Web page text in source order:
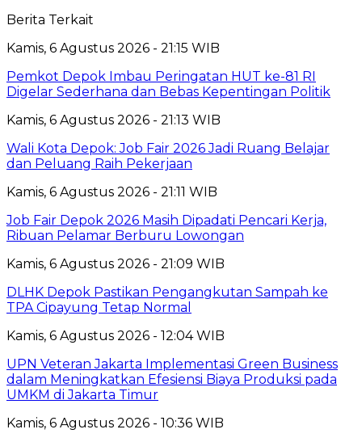
Berita Terkait
Kamis, 6 Agustus 2026 - 21:15 WIB
Pemkot Depok Imbau Peringatan HUT ke-81 RI
Digelar Sederhana dan Bebas Kepentingan Politik
Kamis, 6 Agustus 2026 - 21:13 WIB
Wali Kota Depok: Job Fair 2026 Jadi Ruang Belajar
dan Peluang Raih Pekerjaan
Kamis, 6 Agustus 2026 - 21:11 WIB
Job Fair Depok 2026 Masih Dipadati Pencari Kerja,
Ribuan Pelamar Berburu Lowongan
Kamis, 6 Agustus 2026 - 21:09 WIB
DLHK Depok Pastikan Pengangkutan Sampah ke
TPA Cipayung Tetap Normal
Kamis, 6 Agustus 2026 - 12:04 WIB
UPN Veteran Jakarta Implementasi Green Business
dalam Meningkatkan Efesiensi Biaya Produksi pada
UMKM di Jakarta Timur
Kamis, 6 Agustus 2026 - 10:36 WIB